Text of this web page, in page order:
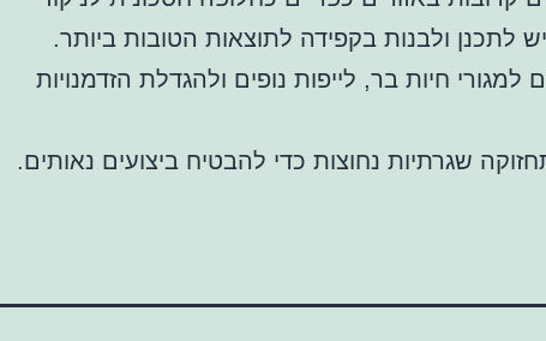
לתכנן ולבנות בקפידה לתוצאות הטובות ביותר.
למגורי חיות בר, לייפות נופים ולהגדלת הזדמנויות
שגרתיות נחוצות כדי להבטיח ביצועים נאותים.